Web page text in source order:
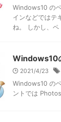
Windows10 の
インなどではテ
ね。 しかし、ペ
Windows10
2021/4/23
Windows10 の
ントでは